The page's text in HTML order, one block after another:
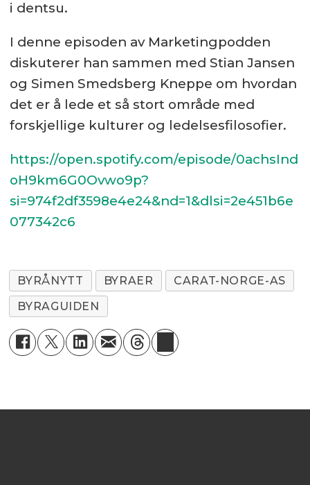
i dentsu.
I denne episoden av Marketingpodden
diskuterer han sammen med Stian Jansen
og Simen Smedsberg Kneppe om hvordan
det er å lede et så stort område med
forskjellige kulturer og ledelsesfilosofier.
https://open.spotify.com/episode/0achsInd
oH9km6G0Ovwo9p?
si=974f2df3598e4e24&nd=1&dlsi=2e451b6e
077342c6
BYRÅNYTT BYRAER
CARAT-NORGE-AS
BYRAGUIDEN